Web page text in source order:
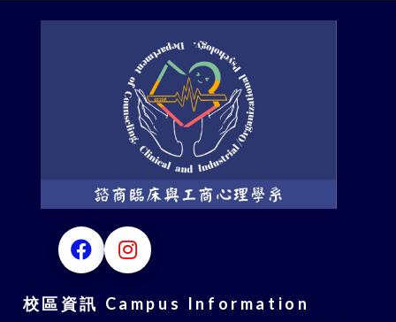
校區資訊 Campus Information